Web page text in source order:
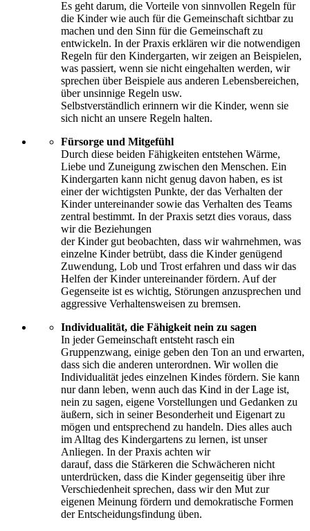
Es geht darum, die Vorteile von sinnvollen Regeln für
die Kinder wie auch für die Gemeinschaft sichtbar zu
machen und den Sinn für die Gemeinschaft zu
entwickeln. In der Praxis erklären wir die notwendigen
Regeln für den Kindergarten, wir zeigen an Beispielen,
was passiert, wenn sie nicht eingehalten werden, wir
sprechen über Beispiele aus anderen Lebensbereichen,
über unsinnige Regeln usw.
Selbstverständlich erinnern wir die Kinder, wenn sie
sich nicht an unsere Regeln halten.
Fürsorge und Mitgefühl
Durch diese beiden Fähigkeiten entstehen Wärme,
Liebe und Zuneigung zwischen den Menschen. Ein
Kindergarten kann nicht genug davon haben, es ist
einer der wichtigsten Punkte, der das Verhalten der
Kinder untereinander sowie das Verhalten des Teams
zentral bestimmt. In der Praxis setzt dies voraus, dass
wir die Beziehungen
der Kinder gut beobachten, dass wir wahrnehmen, was
einzelne Kinder betrübt, dass die Kinder genügend
Zuwendung, Lob und Trost erfahren und dass wir das
Helfen der Kinder untereinander fördern. Auf der
Gegenseite ist es wichtig, Störungen anzusprechen und
aggressive Verhaltensweisen zu bremsen.
Individualität, die Fähigkeit nein zu sagen
In jeder Gemeinschaft entsteht rasch ein
Gruppenzwang, einige geben den Ton an und erwarten,
dass sich die anderen unterordnen. Wir wollen die
Individualität jedes einzelnen Kindes fördern. Sie kann
nur dann leben, wenn auch das Kind in der Lage ist,
nein zu sagen, eigene Vorstellungen und Gedanken zu
äußern, sich in seiner Besonderheit und Eigenart zu
mögen und entsprechend zu handeln. Dies alles auch
im Alltag des Kindergartens zu lernen, ist unser
Anliegen. In der Praxis achten wir
darauf, dass die Stärkeren die Schwächeren nicht
unterdrücken, dass die Kinder gegenseitig über ihre
Verschiedenheit sprechen, dass wir den Mut zur
eigenen Meinung fördern und demokratische Formen
der Entscheidungsfindung üben.